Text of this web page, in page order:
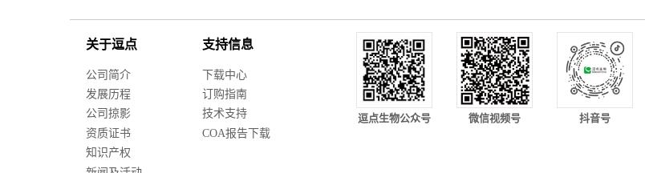
关于逗点
公司简介
发展历程
公司掠影
资质证书
知识产权
支持信息
下载中心
订购指南
技术支持
COA报告下载
逗点生物公众号 微信视频号 抖音号